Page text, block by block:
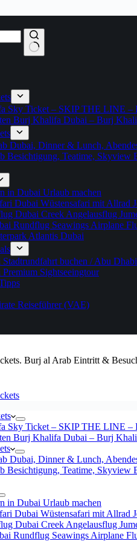
Sky Ticket – SKIP THE LINE –
Burj Khalifa Dubai – Burj
Dubai, Dinner & Lunch,
Besichtigung, Teatime, Skyview
in Dubai Urlaub machen
Dubai Wüstensafari mit Allrad
Dubai Creek Angelausflug
Rundflug Seawings Airplane
Atlantis Dubai
buchen / Abu
Sightseeingtour
Reiseführer (VAE)
Burj al Arab Eintritt &
Sky Ticket – SKIP THE LINE –
Burj Khalifa Dubai – Burj
Dubai, Dinner & Lunch,
Besichtigung, Teatime, Skyview
in Dubai Urlaub machen
Dubai Wüstensafari mit Allrad
Dubai Creek Angelausflug
Rundflug Seawings Airplane